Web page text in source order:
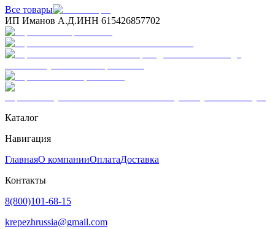
Все товары
ИП Иманов А.Д.ИНН 615426857702
Каталог
Навигация
ГлавнаяО компанииОплатаДоставка
Контакты
8(800)101-68-15
krepezhrussia@gmail.com